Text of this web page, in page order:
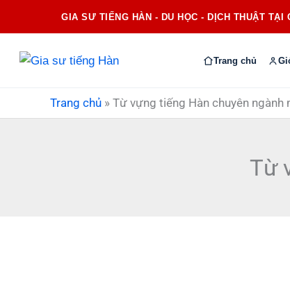
dung
GIA SƯ TIẾNG HÀN - DU HỌC - DỊCH THUẬT TẠI
Trang chủ
Trang chủ » Từ vựng tiếng Hàn chuyên ngành
Từ